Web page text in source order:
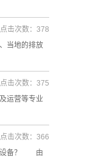
当地的排放
击次数：378
运营等专业
击次数：375
理设备？ 由
击次数：366